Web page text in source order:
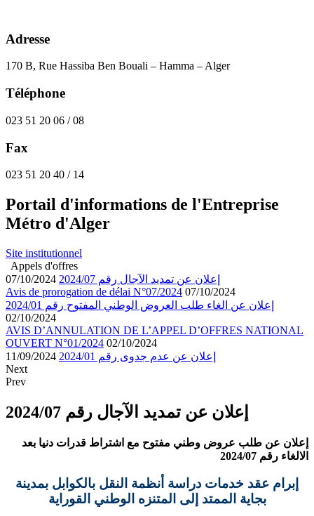
Adresse
170 B, Rue Hassiba Ben Bouali – Hamma – Alger
Téléphone
023 51 20 06 / 08
Fax
023 51 20 40 / 14
Portail d'informations de l'Entreprise
Métro d'Alger
Site institutionnel
Appels d'offres
إعلان عن تمديد الآجال رقم 2024/07
07/10/2024
Avis de prorogation de délai N°07/2024 07/10/2024
إعلان عن الغاء طلب العروض الوطني المفتوح رقم 2024/01
02/10/2024
AVIS D’ANNULATION DE L’APPEL D’OFFRES NATIONAL
OUVERT N°01/2024 02/10/2024
إعلان عن عدم جدوى رقم 2024/01
11/09/2024
Next
Prev
إعلان عن تمديد الآجال رقم 2024/07
إعلان عن طلب عروض وطني مفتوح مع اشتراط قدرات دنيا بعد
الالغاء رقم 2024/07
إبرام عقد خدمات دراسة أنظمة النقل بالكوابل بمدينة
بجاية الممتد إلى المتنزه الوطني القوراية